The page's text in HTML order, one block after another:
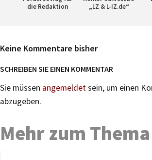
die Redaktion
„LZ & L-IZ.de“
Keine Kommentare bisher
SCHREIBEN SIE EINEN KOMMENTAR
Sie müssen angemeldetsein, um einen
abzugeben.
Mehr zum Thema